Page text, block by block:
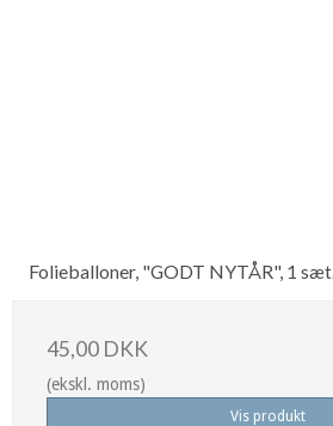
Folieballoner, "GODT NYTÅR", 1 sæt.
45,00 DKK
(ekskl. moms)
Vis produkt